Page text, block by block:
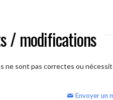
/ modifications
ne sont pas correctes ou
Envoyer un